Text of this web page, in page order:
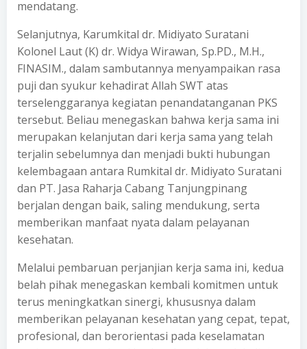
mendatang.
Selanjutnya, Karumkital dr. Midiyato Suratani
Kolonel Laut (K) dr. Widya Wirawan, Sp.PD., M.H.,
FINASIM., dalam sambutannya menyampaikan rasa
puji dan syukur kehadirat Allah SWT atas
terselenggaranya kegiatan penandatanganan PKS
tersebut. Beliau menegaskan bahwa kerja sama ini
merupakan kelanjutan dari kerja sama yang telah
terjalin sebelumnya dan menjadi bukti hubungan
kelembagaan antara Rumkital dr. Midiyato Suratani
dan PT. Jasa Raharja Cabang Tanjungpinang
berjalan dengan baik, saling mendukung, serta
memberikan manfaat nyata dalam pelayanan
kesehatan.
Melalui pembaruan perjanjian kerja sama ini, kedua
belah pihak menegaskan kembali komitmen untuk
terus meningkatkan sinergi, khususnya dalam
memberikan pelayanan kesehatan yang cepat, tepat,
profesional, dan berorientasi pada keselamatan